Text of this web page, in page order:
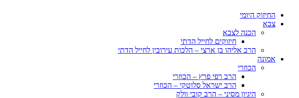
החיזוק היומי
צבא
הכנה לצבא
חיזוקים לחייל הדתי
הרב אליהו בן ארצי – הלכות עירובין לחייל הדתי
אמונה
הכוזרי
הרב רפי פרץ – הכוזרי
הרב ישראל סלוטקי – הכוזרי
היגיון מסיני – הרב קובי וולק